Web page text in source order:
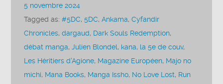
5 novembre 2024
Tagged as:#5DC,5DC,Ankama,Cyfandir
Chronicles,dargaud, Dark Souls Redemption,
débat manga,Julien Blondel, kana, la 5e de couv,
Les Héritiers d'Agione, Magazine Européen, Majo no
michi, Mana Books, Manga Issho, No Love Lost, Run